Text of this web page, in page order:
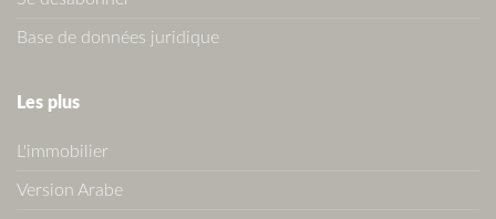
Base de données juridique
Les plus
L'immobilier
Version Arabe